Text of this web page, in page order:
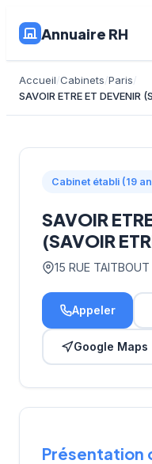
Annuaire RH
Accueil Cabinets Paris
SAVOIR ETRE ET DEVENIR
Cabinet établi (19
SAVOIR
(SAVOIR
15 RUE
Appeler
Google Maps
Présentation